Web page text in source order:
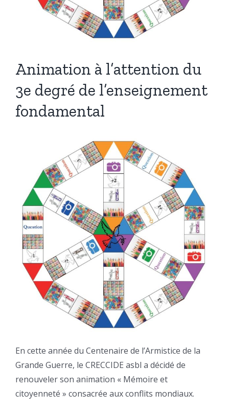
Animation à l’attention du
3e degré de l’enseignement
fondamental
En cette année du Centenaire de l’Armistice de la
Grande Guerre, le CRECCIDE asbl a décidé de
renouveler son animation « Mémoire et
citoyenneté » consacrée aux conflits mondiaux.